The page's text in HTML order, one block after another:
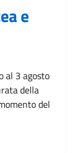
e
al 3 agosto
della
del